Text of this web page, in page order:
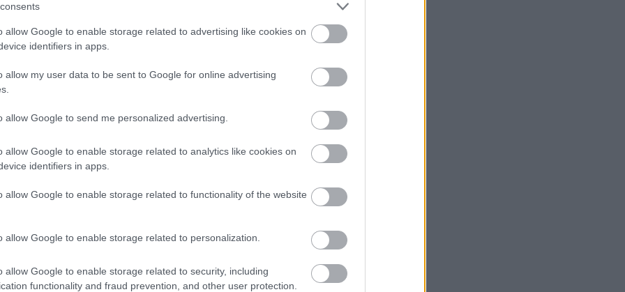
allow Google to enable storage related to advertising like cookies on
identifiers in apps.
allow my user data to be sent to Google for online advertising
allow Google to send me personalized advertising.
allow Google to enable storage related to analytics like cookies on
identifiers in apps.
allow Google to enable storage related to functionality of the website
allow Google to enable storage related to personalization.
allow Google to enable storage related to security, including
functionality and fraud prevention, and other user protection.
de 65 años o más para identificar a las
entre 2007 y 2009 y que no tenían